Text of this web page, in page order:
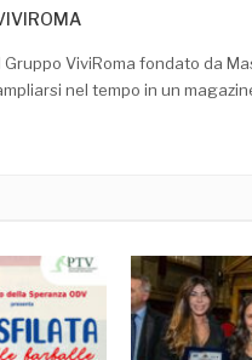
Gruppo ViviRoma fondato da
nel tempo in un